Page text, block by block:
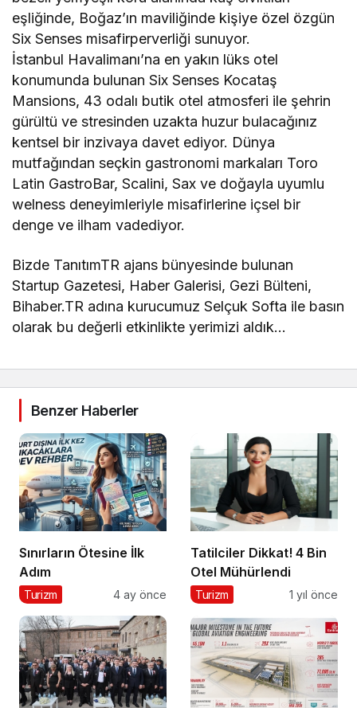
eşliğinde, Boğaz’ın maviliğinde kişiye özel özgün
Six Senses misafirperverliği sunuyor.
İstanbul Havalimanı’na en yakın lüks otel
konumunda bulunan Six Senses Kocataş
Mansions, 43 odalı butik otel atmosferi ile şehrin
gürültü ve stresinden uzakta huzur bulacağınız
kentsel bir inzivaya davet ediyor. Dünya
mutfağından seçkin gastronomi markaları Toro
Latin GastroBar, Scalini, Sax ve doğayla uyumlu
welness deneyimleriyle misafirlerine içsel bir
denge ve ilham vadediyor.
Bizde TanıtımTR ajans bünyesinde bulunan
Startup Gazetesi, Haber Galerisi, Gezi Bülteni,
Bihaber.TR adına kurucumuz Selçuk Softa ile basın
olarak bu değerli etkinlikte yerimizi aldık…
Benzer Haberler
Sınırların Ötesine İlk
Adım
Turizm 4 ay önce
Tatilciler Dikkat! 4 Bin
Otel Mühürlendi
Turizm 1 yıl önce